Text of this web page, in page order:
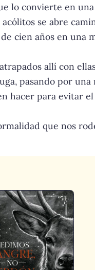
lo convierte en
se abre
cien años en una
allí con
pasando por una
hacer para evitar
que nos